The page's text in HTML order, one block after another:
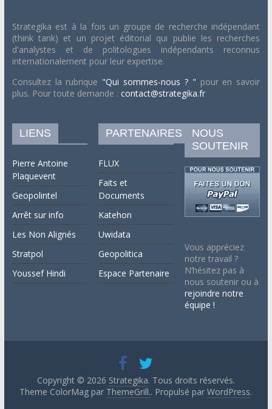
Strategika est à la fois un groupe de recherche indépendant
(think tank) et un projet éditorial qui publie les recherches
d'analystes et de politologues indépendants reconnus
internationalement pour leur expertise.
Consultez la rubrique "Qui sommes-nous ? " pour en savoir
plus. Pour toute demande : contact@strategika.fr
LIENS
Pierre Antoine
Plaquevent
Geopolintel
Arrêt sur info
Les Non Alignés
Stratpol
Youssef Hindi
PARTENAIRES
FLUX
Faits et
Documents
Katehon
Uwidata
Geopolitica
Espace Partenaire
NOUS
SOUTENIR
Vous appréciez
notre travail ?
N’hésitez pas à
nous soutenir ou à
rejoindre notre
équipe !
Copyright © 2026 Strategika. Tous droits réservés.
Theme ColorMag par ThemeGrill.. Propulsé parWordPress.